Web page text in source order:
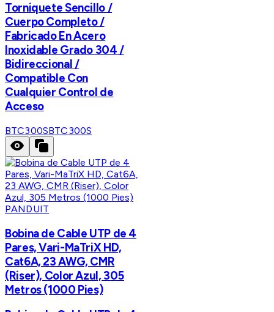
Torniquete Sencillo /
Cuerpo Completo /
Fabricado En Acero
Inoxidable Grado 304 /
Bidireccional /
Compatible Con
Cualquier Control de
Acceso
BTC300SBTC300S
PANDUIT
Bobina de Cable UTP de 4
Pares, Vari-MaTriX HD,
Cat6A, 23 AWG, CMR
(Riser), Color Azul, 305
Metros (1000 Pies)